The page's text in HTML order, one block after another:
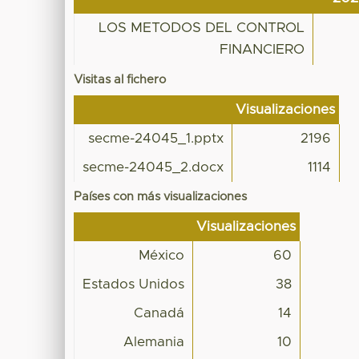
LOS METODOS DEL CONTROL
FINANCIERO
Visitas al fichero
Visualizaciones
secme-24045_1.pptx 2196
secme-24045_2.docx 1114
Países con más visualizaciones
Visualizaciones
México 60
Estados Unidos 38
Canadá 14
Alemania 10